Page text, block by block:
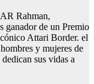
Rahman,
ganador de un Premio
Attari Border. el
y mujeres de
sus vidas a